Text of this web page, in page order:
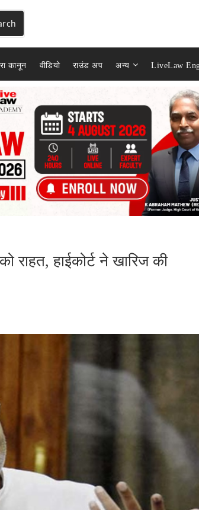
कानून वीडियो राउंड अप अन्य LiveLaw
राहत, हाईकोर्ट ने खारिज की